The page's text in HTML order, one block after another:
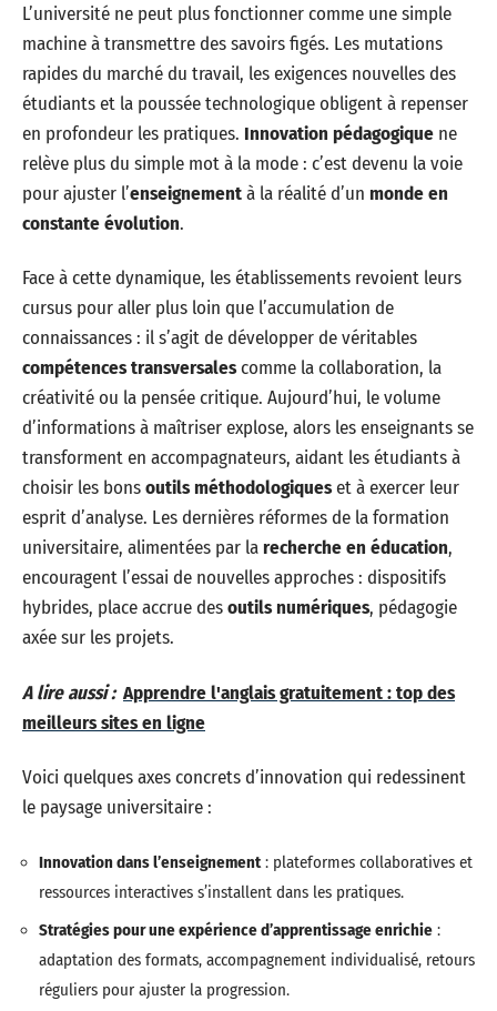
L’université ne peut plus fonctionner comme une simple
machine à transmettre des savoirs figés. Les mutations
rapides du marché du travail, les exigences nouvelles des
étudiants et la poussée technologique obligent à repenser
en profondeur les pratiques. Innovation pédagogique ne
relève plus du simple mot à la mode : c’est devenu la voie
pour ajuster l’enseignementà la réalité d’un monde en
constante évolution.
Face à cette dynamique, les établissements revoient leurs
cursus pour aller plus loin que l’accumulation de
connaissances : il s’agit de développer de véritables
compétences transversalescomme la collaboration, la
créativité ou la pensée critique. Aujourd’hui, le volume
d’informations à maîtriser explose, alors les enseignants se
transforment en accompagnateurs, aidant les étudiants à
choisir les bonsoutils méthodologiqueset à exercer leur
esprit d’analyse. Les dernières réformes de la formation
universitaire, alimentées par larecherche en éducation,
encouragent l’essai de nouvelles approches : dispositifs
hybrides, place accrue desoutils numériques, pédagogie
axée sur les projets.
A lire aussi : Apprendre l'anglais gratuitement : top des
meilleurs sites en ligne
Voici quelques axes concrets d’innovation qui redessinent
le paysage universitaire :
Innovation dans l’enseignement : plateformes collaboratives et
ressources interactives s’installent dans les pratiques.
Stratégies pour une expérience d’apprentissage enrichie :
adaptation des formats, accompagnement individualisé, retours
réguliers pour ajuster la progression.